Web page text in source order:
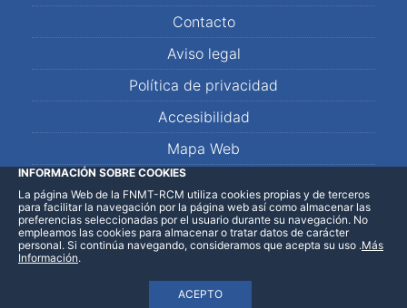
Contacto
Aviso legal
Política de privacidad
Accesibilidad
Mapa Web
LinkedInFacebookWhatsApp
INFORMACIÓN SOBRE COOKIES
La página Web de la FNMT-RCM utiliza cookies propias y de terceros
para facilitar la navegación por la página web así como almacenar las
preferencias seleccionadas por el usuario durante su navegación. No
empleamos las cookies para almacenar o tratar datos de carácter
personal. Si continúa navegando, consideramos que acepta su uso
ACEPTO
.Más
Información.